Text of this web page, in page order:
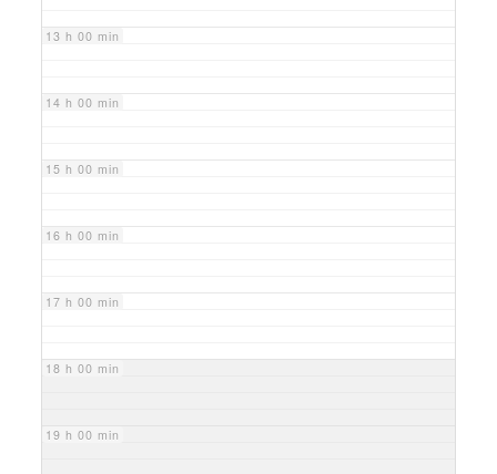
13 h 00 min
14 h 00 min
15 h 00 min
16 h 00 min
17 h 00 min
18 h 00 min
19 h 00 min